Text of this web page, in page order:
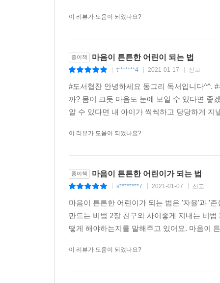
이 리뷰가 도움이 되었나요?
종이책 마음이 튼튼한 어린이 되는 법
t*******4 2021-01-17 신고
#도서협찬 안녕하세요 동그리 독서입니다^^.
까? 몸이 크듯 마음도 눈에 보일 수 있다면 좋
알 수 있다면 내 아이가 씩씩하고 당당하게
이 리뷰가 도움이 되었나요?
종이책 마음이 튼튼한 어린이가 되는 법
s********7 2021-01-07 신고
마음이 튼튼한 어린이가 되는 법은 '자율'과 '
만드는 비법 2장 친구와 사이좋게 지내는 비
떻게 해야하는지를 말해주고 있어요. 마음이
이 리뷰가 도움이 되었나요?